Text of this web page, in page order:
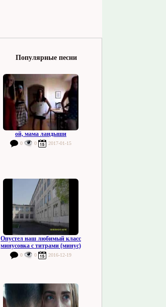
Популярные песни
ой, мама ландыши
0 0 2017-01-15
Опустел наш любимый класс
минусовка с титрами (минус)
0 0 2016-12-19